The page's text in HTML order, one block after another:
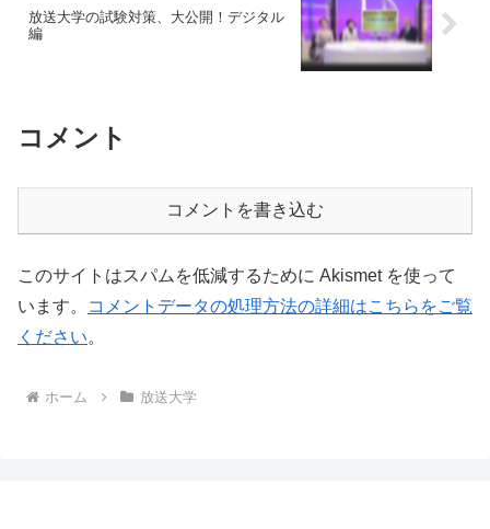
放送大学の試験対策、大公開！デジタル
編
コメント
コメントを書き込む
このサイトはスパムを低減するために Akismet を使って
います。
コメントデータの処理方法の詳細はこちらをご覧
ください。
ホーム 放送大学